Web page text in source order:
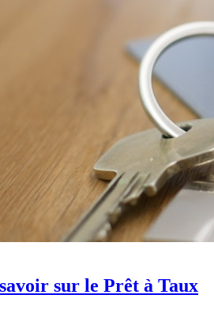
sur le Prêt à Taux